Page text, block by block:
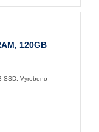
120GB
SSD, Vyrobeno